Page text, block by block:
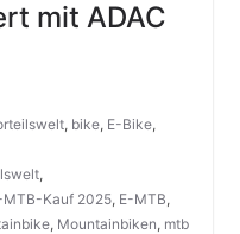
mit ADAC
, bike, E-Bike,
,
MTB-Kauf 2025, E-MTB,
, Mountainbiken, mtb